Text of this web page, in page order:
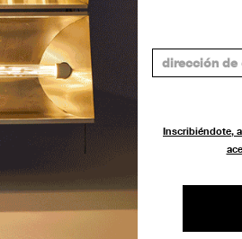
Inscribiéndote,